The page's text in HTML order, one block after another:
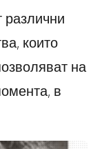
които
на
в